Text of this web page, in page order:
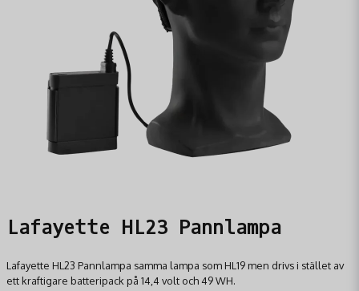
Lafayette HL23 Pannlampa
Lafayette HL23 Pannlampa samma lampa som HL19 men drivs i stället av
ett kraftigare batteripack på 14,4 volt och 49 WH.